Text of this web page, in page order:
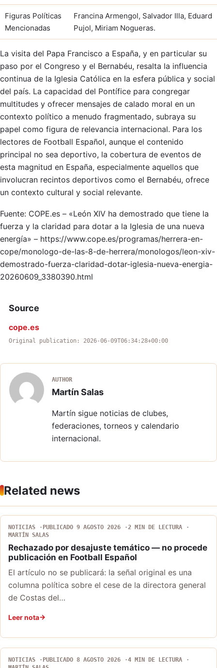
Figuras Políticas
Mencionadas
Francina Armengol, Salvador Illa, Eduard
Pujol, Miriam Nogueras.
La visita del Papa Francisco a España, y en particular su
paso por el Congreso y el Bernabéu, resalta la influencia
continua de la Iglesia Católica en la esfera pública y social
del país. La capacidad del Pontífice para congregar
multitudes y ofrecer mensajes de calado moral en un
contexto político a menudo fragmentado, subraya su
papel como figura de relevancia internacional. Para los
lectores de Football Español, aunque el contenido
principal no sea deportivo, la cobertura de eventos de
esta magnitud en España, especialmente aquellos que
involucran recintos deportivos como el Bernabéu, ofrece
un contexto cultural y social relevante.
Fuente: COPE.es – «León XIV ha demostrado que tiene la
fuerza y la claridad para dotar a la Iglesia de una nueva
energía» – https://www.cope.es/programas/herrera-en-
cope/monologo-de-las-8-de-herrera/monologos/leon-xiv-
demostrado-fuerza-claridad-dotar-iglesia-nueva-energia-
20260609_3380390.html
Source
cope.es
Original publication: 2026-06-09T06:34:28+00:00
AUTHOR
Martín Salas
Martín sigue noticias de clubes,
federaciones, torneos y calendario
internacional.
Related news
NOTICIAS PUBLICADO 9 AGOSTO 2026
2 MIN DE LECTURA
MARTÍN SALAS
Rechazado por desajuste temático — no procede
publicación en Football Español
El artículo no se publicará: la señal original es una
columna política sobre el cese de la directora general
de Costas del…
Leer nota
NOTICIAS PUBLICADO 8 AGOSTO 2026
4 MIN DE LECTURA